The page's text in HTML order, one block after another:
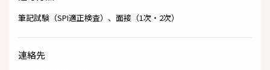
筆記試験（SPI適正検査）、面接（1次・2次）
連絡先